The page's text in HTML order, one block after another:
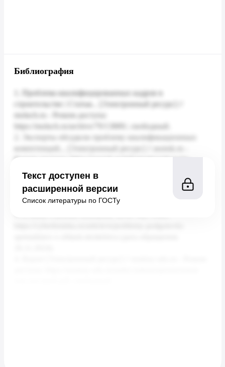
Библиография
Текст доступен в
расширенной версии
Список литературы по ГОСТу